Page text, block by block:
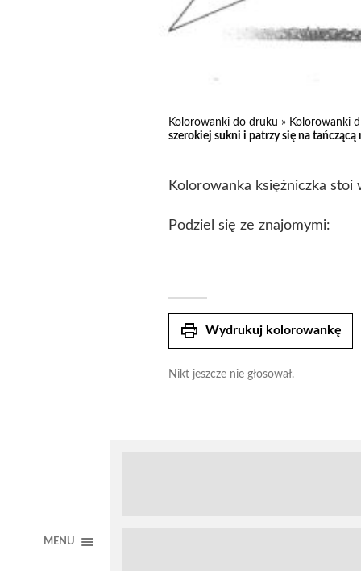
MENU
Kolorowanki do druku » Kolorowanki
szerokiej sukni i patrzy się na tańczącą
Kolorowanka księżniczka stoi
Podziel się ze znajomymi:
print Wydrukuj kolorowankę
Nikt jeszcze nie głosował.